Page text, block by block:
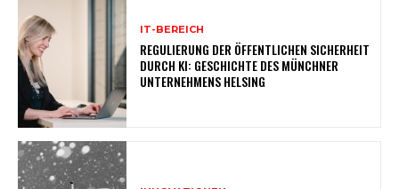
IT-BEREICH
REGULIERUNG DER ÖFFENTLICHEN SICHERHEIT
DURCH KI: GESCHICHTE DES MÜNCHNER
UNTERNEHMENS HELSING